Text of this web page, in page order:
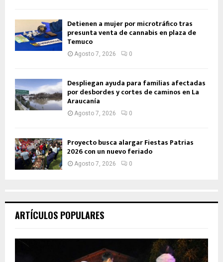
Detienen a mujer por microtráfico tras
presunta venta de cannabis en plaza de
Temuco
Agosto 7, 2026 0
Despliegan ayuda para familias afectadas
por desbordes y cortes de caminos en La
Araucanía
Agosto 7, 2026 0
Proyecto busca alargar Fiestas Patrias
2026 con un nuevo feriado
Agosto 7, 2026 0
ARTÍCULOS POPULARES